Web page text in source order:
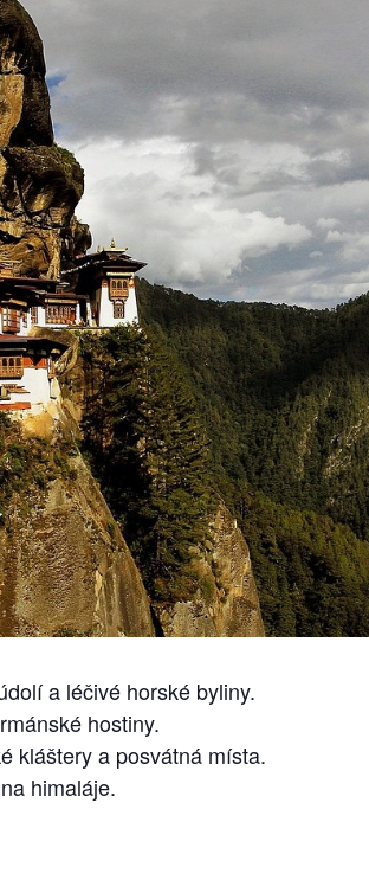
a léčivé horské byliny.
hostiny.
kláštery a posvátná místa.
himaláje.